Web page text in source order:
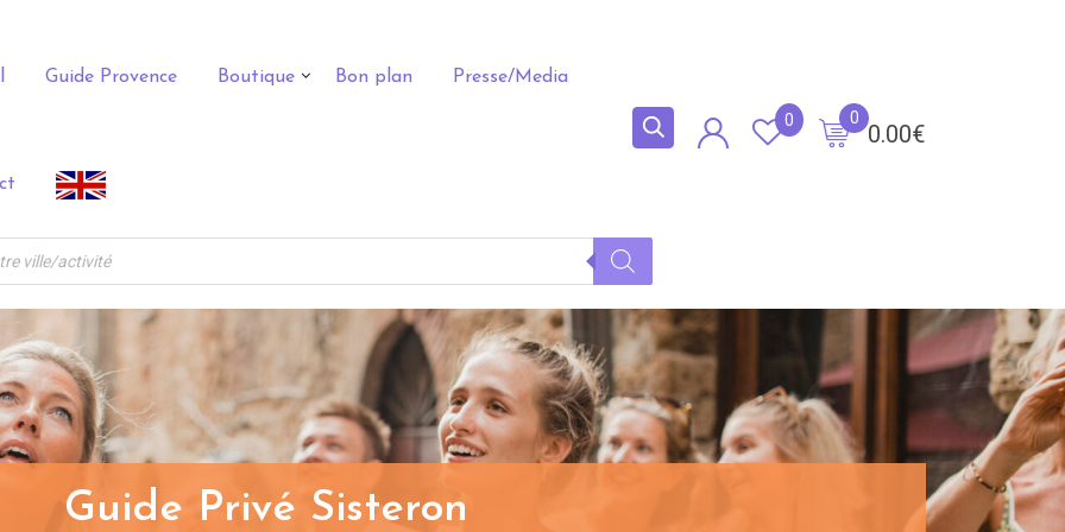
Guide Provence Boutique Bon plan Presse/Media
0.00€
0
0
Guide Privé Sisteron